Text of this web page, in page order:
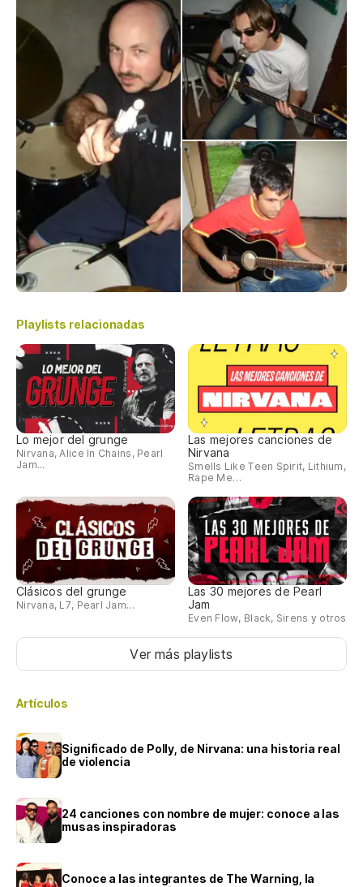
Playlists relacionadas
Lo mejor del grunge
Nirvana, Alice In Chains, Pearl
Jam...
Las mejores canciones de
Nirvana
Smells Like Teen Spirit, Lithium,
Rape Me…
Clásicos del grunge
Nirvana, L7, Pearl Jam...
Las 30 mejores de Pearl
Jam
Even Flow, Black, Sirens y otros
Ver más playlists
Artículos
Significado de Polly, de Nirvana: una historia real
de violencia
24 canciones con nombre de mujer: conoce a las
musas inspiradoras
Conoce a las integrantes de The Warning, la